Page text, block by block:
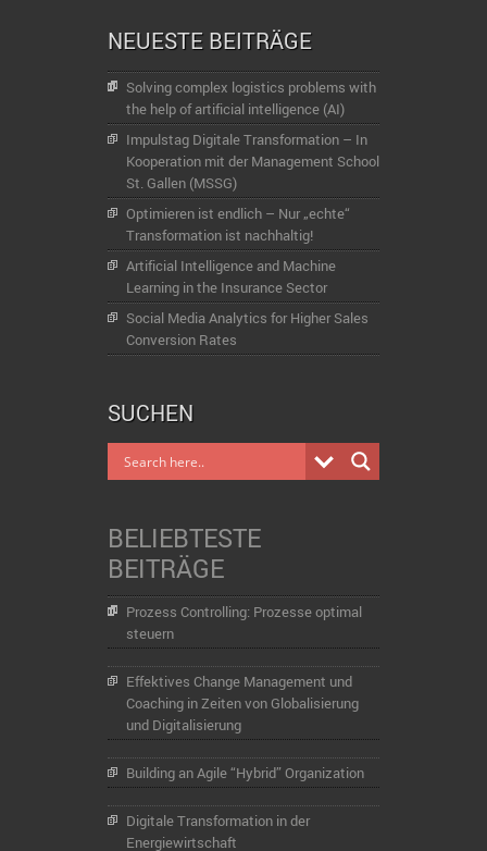
NEUESTE BEITRÄGE
Solving complex logistics problems with
the help of artificial intelligence (AI)
Impulstag Digitale Transformation – In
Kooperation mit der Management School
St. Gallen (MSSG)
Optimieren ist endlich – Nur „echte“
Transformation ist nachhaltig!
Artificial Intelligence and Machine
Learning in the Insurance Sector
Social Media Analytics for Higher Sales
Conversion Rates
SUCHEN
BELIEBTESTE
BEITRÄGE
Prozess Controlling: Prozesse optimal
steuern
Effektives Change Management und
Coaching in Zeiten von Globalisierung
und Digitalisierung
Building an Agile “Hybrid” Organization
Digitale Transformation in der
Energiewirtschaft